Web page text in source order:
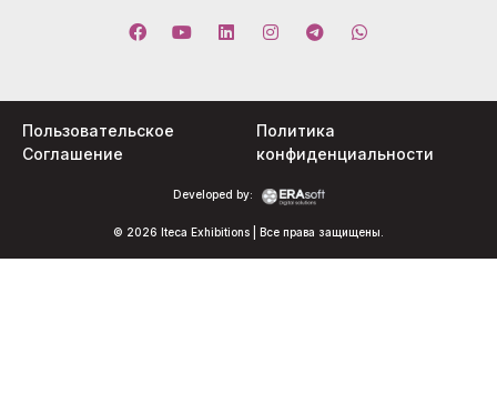
© 2026 Iteca Exhibitions | Все права защищены.
Developed by:
Пользовательское
Соглашение
Политика
конфиденциальности